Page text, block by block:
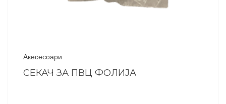
Акесесоари
СЕКАЧ ЗА ПВЦ ФОЛИЈА